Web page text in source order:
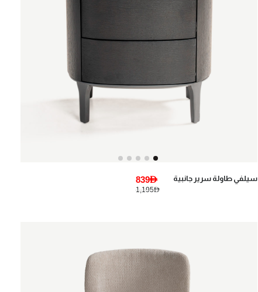
سيلفي طاولة سرير جانبية 839AED
1,195AED